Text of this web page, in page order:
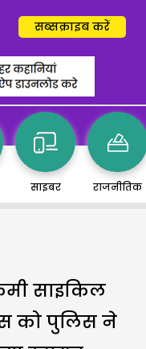
सब्सक्राइब करें
साइबर राजनीतिक
साइकिल
को पुलिस ने